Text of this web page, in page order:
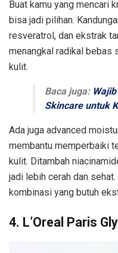
Buat kamu yang mencari
bisa jadi pilihan.
resveratrol, dan ekstrak
menangkal radikal bebas
kulit.
Baca juga:
Skincare untuk
Ada juga advanced
membantu memperbaiki
kulit. Ditambah
jadi lebih cerah dan
kombinasi yang butuh
4. L’Oreal Paris